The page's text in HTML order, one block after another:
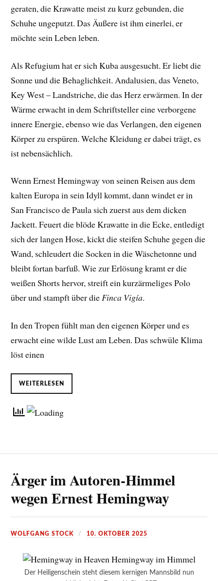
geraten, die Krawatte meist zu kurz gebunden, die
Schuhe ungeputzt. Das Äußere ist ihm einerlei, er
möchte sein Leben leben.
Als Refugium hat er sich Kuba ausgesucht. Er liebt die
Sonne und die Behaglichkeit. Andalusien, das Veneto,
Key West – Landstriche, die das Herz erwärmen. In der
Wärme erwacht in dem Schriftsteller eine verborgene
innere Energie, ebenso wie das Verlangen, den eigenen
Körper zu erspüren. Welche Kleidung er dabei trägt, es
ist nebensächlich.
Wenn Ernest Hemingway von seinen Reisen aus dem
kalten Europa in sein Idyll kommt, dann windet er in
San Francisco de Paula sich zuerst aus dem dicken
Jackett. Feuert die blöde Krawatte in die Ecke, entledigt
sich der langen Hose, kickt die steifen Schuhe gegen die
Wand, schleudert die Socken in die Wäschetonne und
bleibt fortan barfuß. Wie zur Erlösung kramt er die
weißen Shorts hervor, streift ein kurzärmeliges Polo
über und stampft über dieFinca Vigía.
In den Tropen fühlt man den eigenen Körper und es
erwacht eine wilde Lust am Leben. Das schwüle Klima
löst einen
WEITERLESEN
Ärger im Autoren-Himmel
wegen Ernest Hemingway
WOLFGANG STOCK 10. OKTOBER 2025
Der Heiligenschein steht diesem kernigen Mannsbild nun